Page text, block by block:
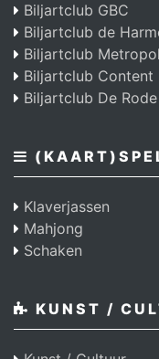
Biljartclub GBC
Biljartclub de
Biljartclub
Biljartclub Content
Biljartclub De Rode
Klaverjassen
Mahjong
Schaken
KUNST /